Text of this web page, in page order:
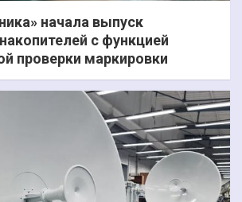
начала выпуск
с функцией
проверки маркировки